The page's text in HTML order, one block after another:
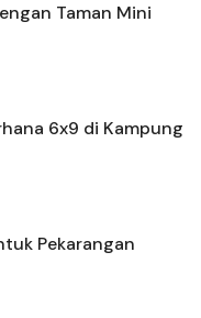
Taman Mini
6x9 di Kampung
Pekarangan